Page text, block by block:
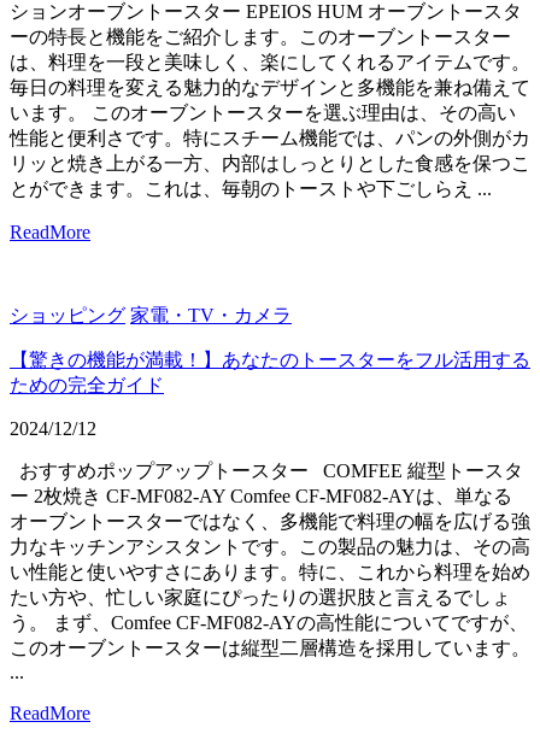
ションオーブントースター EPEIOS HUM オーブントースタ
ーの特長と機能をご紹介します。このオーブントースター
は、料理を一段と美味しく、楽にしてくれるアイテムです。
毎日の料理を変える魅力的なデザインと多機能を兼ね備えて
います。 このオーブントースターを選ぶ理由は、その高い
性能と便利さです。特にスチーム機能では、パンの外側がカ
リッと焼き上がる一方、内部はしっとりとした食感を保つこ
とができます。これは、毎朝のトーストや下ごしらえ ...
ReadMore
ショッピング 家電・TV・カメラ
【驚きの機能が満載！】あなたのトースターをフル活用する
ための完全ガイド
2024/12/12
おすすめポップアップトースター COMFEE 縦型トースタ
ー 2枚焼き CF-MF082-AY Comfee CF-MF082-AYは、単なる
オーブントースターではなく、多機能で料理の幅を広げる強
力なキッチンアシスタントです。この製品の魅力は、その高
い性能と使いやすさにあります。特に、これから料理を始め
たい方や、忙しい家庭にぴったりの選択肢と言えるでしょ
う。 まず、Comfee CF-MF082-AYの高性能についてですが、
このオーブントースターは縦型二層構造を採用しています。
...
ReadMore